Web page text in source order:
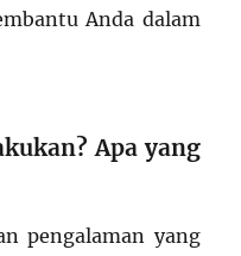
Anda dalam
Apa yang
pengalaman yang